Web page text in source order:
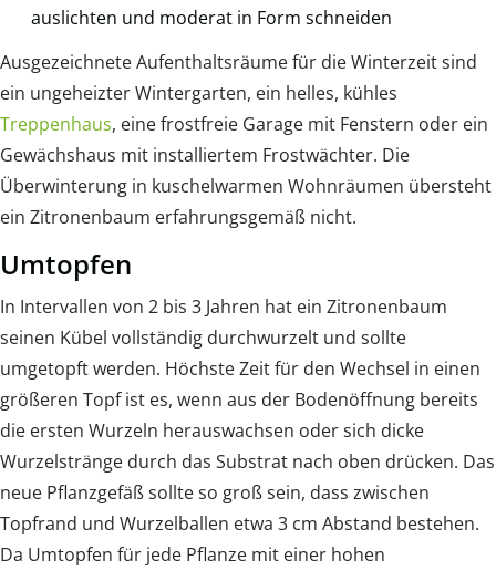
auslichten und moderat in Form schneiden
Ausgezeichnete Aufenthaltsräume für die Winterzeit sind
ein ungeheizter Wintergarten, ein helles, kühles
Treppenhaus, eine frostfreie Garage mit Fenstern oder ein
Gewächshaus mit installiertem Frostwächter. Die
Überwinterung in kuschelwarmen Wohnräumen übersteht
ein Zitronenbaum erfahrungsgemäß nicht.
Umtopfen
In Intervallen von 2 bis 3 Jahren hat ein Zitronenbaum
seinen Kübel vollständig durchwurzelt und sollte
umgetopft werden. Höchste Zeit für den Wechsel in einen
größeren Topf ist es, wenn aus der Bodenöffnung bereits
die ersten Wurzeln herauswachsen oder sich dicke
Wurzelstränge durch das Substrat nach oben drücken. Das
neue Pflanzgefäß sollte so groß sein, dass zwischen
Topfrand und Wurzelballen etwa 3 cm Abstand bestehen.
Da Umtopfen für jede Pflanze mit einer hohen